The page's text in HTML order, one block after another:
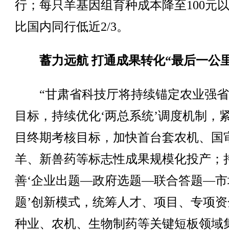
行；每只羊基因组育种成本降至100元
比国内同行低近2/3。
蓄力远航 打通成果转化“最后一公
“甘肃省科技厅将持续锚定农业强
目标，持续优化‘两总系统’调度机制，
目终期考核目标，加快首台套农机、国
羊、新兽药等标志性成果规模化投产；
善‘企业出题—政府选题—联合答题—市
题’创新模式，统筹人才、项目、专项
种业、农机、生物制药等关键短板领域